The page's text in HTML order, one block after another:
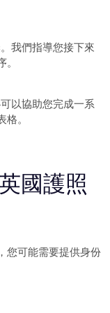
我們指導您接下來
以協助您完成一系
。
國護照
您可能需要提供身份